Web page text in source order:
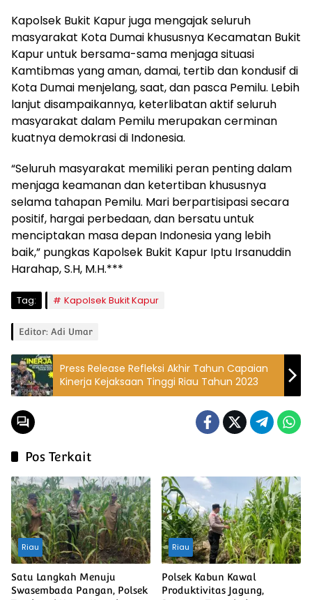
Kapolsek Bukit Kapur juga mengajak seluruh
masyarakat Kota Dumai khususnya Kecamatan Bukit
Kapur untuk bersama-sama menjaga situasi
Kamtibmas yang aman, damai, tertib dan kondusif di
Kota Dumai menjelang, saat, dan pasca Pemilu. Lebih
lanjut disampaikannya, keterlibatan aktif seluruh
masyarakat dalam Pemilu merupakan cerminan
kuatnya demokrasi di Indonesia.
“Seluruh masyarakat memiliki peran penting dalam
menjaga keamanan dan ketertiban khususnya
selama tahapan Pemilu. Mari berpartisipasi secara
positif, hargai perbedaan, dan bersatu untuk
menciptakan masa depan Indonesia yang lebih
baik,” pungkas Kapolsek Bukit Kapur Iptu Irsanuddin
Harahap, S.H, M.H.***
Tag: Kapolsek Bukit Kapur
Editor: Adi Umar
Press Release Refleksi Akhir Tahun Capaian
Kinerja Kejaksaan Tinggi Riau Tahun 2023
Pos Terkait
Riau
Satu Langkah Menuju
Swasembada Pangan, Polsek
Riau
Polsek Kabun Kawal
Produktivitas Jagung,